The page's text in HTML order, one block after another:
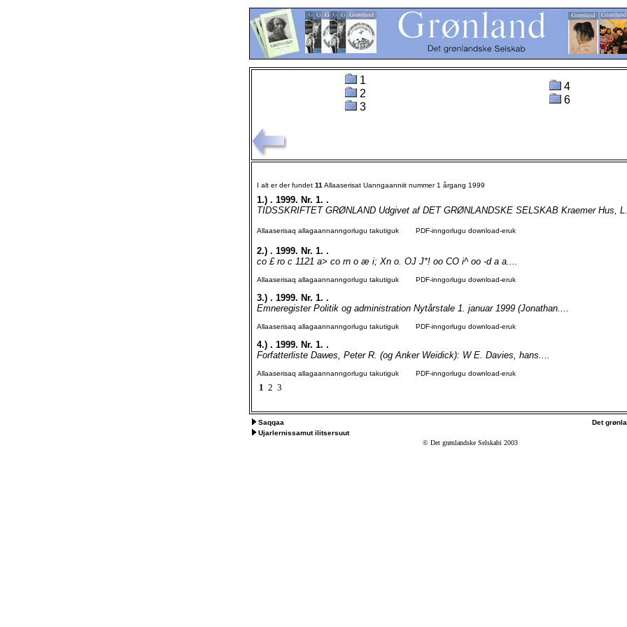
1
2
3
4
6
I alt er der fundet 11 Allaaserisat Uanngaanniit nummer 1 årgang 1999
1.) . 1999. Nr. 1. .
TIDSSKRIFTET GRØNLAND Udgivet af DET GRØNLANDSKE SELSKAB Kraemer Hus,
Allaaserisaq allagaannanngorlugu takutiguk PDF-inngorlugu download-eruk
2.) . 1999. Nr. 1. .
co £ ro c 1121 a> co rn o æ i; Xn o. OJ J*! oo CO i^ oo -d a a....
Allaaserisaq allagaannanngorlugu takutiguk PDF-inngorlugu download-eruk
3.) . 1999. Nr. 1. .
Emneregister Politik og administration Nytårstale 1. januar 1999 (Jonathan....
Allaaserisaq allagaannanngorlugu takutiguk PDF-inngorlugu download-eruk
4.) . 1999. Nr. 1. .
Forfatterliste Dawes, Peter R. (og Anker Weidick): W E. Davies, hans....
Allaaserisaq allagaannanngorlugu takutiguk PDF-inngorlugu download-eruk
1 2 3
Saqqaa
Det
Ujarlernissamut ilitsersuut
© Det grønlandske Selskabi 2003